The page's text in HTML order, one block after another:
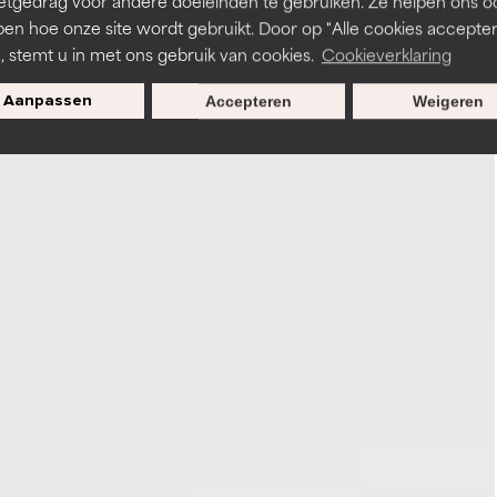
hoe onze site wordt gebruikt. Door op "Alle cookies
stemt u in met ons gebruik van cookies. Cookieverklaring
Aanpassen Weigeren
Accepteren